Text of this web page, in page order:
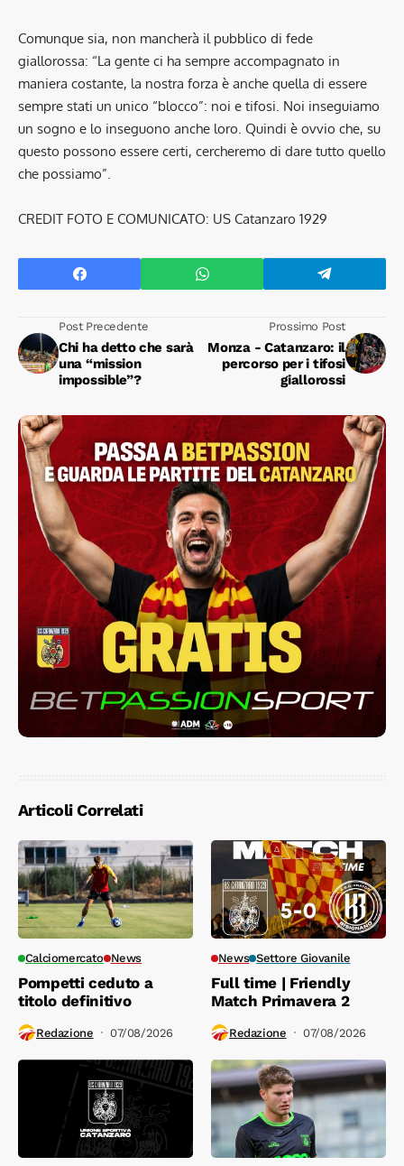
Comunque sia, non mancherà il pubblico di fede
giallorossa: “La gente ci ha sempre accompagnato in
maniera costante, la nostra forza è anche quella di essere
sempre stati un unico “blocco”: noi e tifosi. Noi inseguiamo
un sogno e lo inseguono anche loro. Quindi è ovvio che, su
questo possono essere certi, cercheremo di dare tutto quello
che possiamo”.
CREDIT FOTO E COMUNICATO: US Catanzaro 1929
Post Precedente
Chi ha detto che sarà
una “mission
impossible”?
Prossimo Post
Monza - Catanzaro: il
percorso per i tifosi
giallorossi
Articoli Correlati
Calciomercato News
Pompetti ceduto a
titolo definitivo
Redazione 07/08/2026
News Settore Giovanile
Full time | Friendly
Match Primavera 2
Redazione 07/08/2026